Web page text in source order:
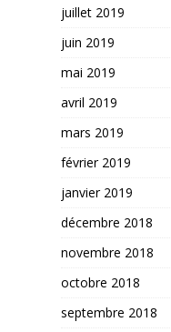
juillet 2019
juin 2019
mai 2019
avril 2019
mars 2019
février 2019
janvier 2019
décembre 2018
novembre 2018
octobre 2018
septembre 2018